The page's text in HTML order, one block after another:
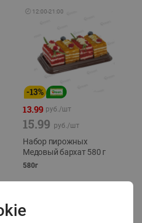
🕘 12:00-21:00
-13%
13.99 руб./шт
15.99 руб./шт
Набор пирожных
Медовый бархат 580 г
580г